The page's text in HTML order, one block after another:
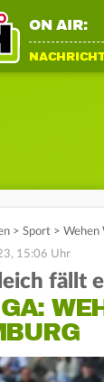
ON AIR:
> Sport > Wehen
15:06 Uhr
fällt